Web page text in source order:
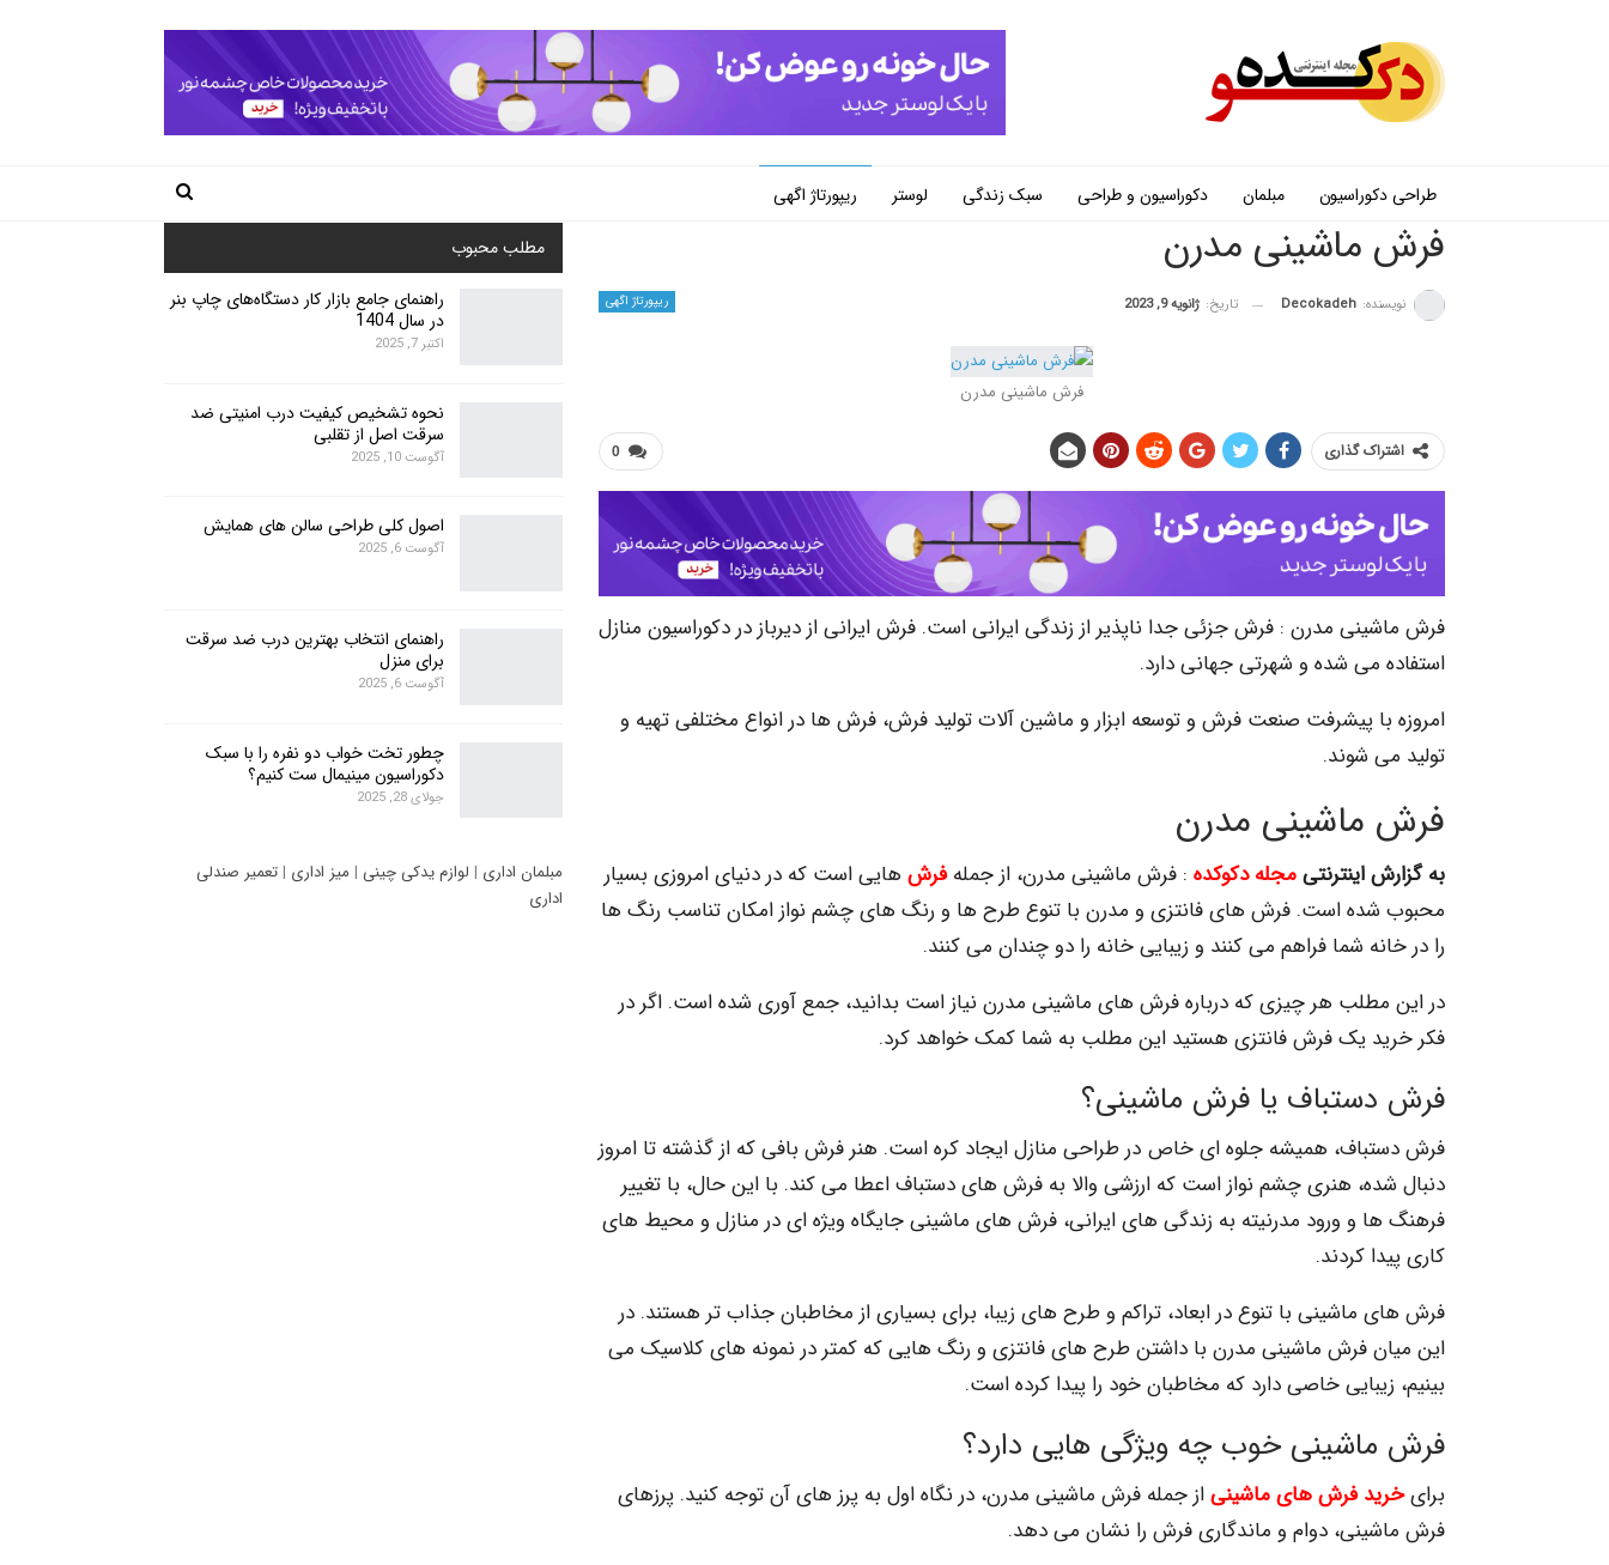
طراحی دکوراسیون مبلمان دکوراسیون و طراحی سبک زندگی لوستر ریپورتاژ اگهی
فرش ماشینی مدرن
ریپورتاژ اگهی نویسنده: Decokadeh تاریخ: ژانویه 9, 2023
فرش ماشینی مدرن
0 اشتراک گذاری
فرش ماشینی مدرن : فرش جزئی جدا ناپذیر از زندگی ایرانی است. فرش ایرانی از دیرباز در دکوراسیون منازل
استفاده می شده و شهرتی جهانی دارد.
امروزه با پیشرفت صنعت فرش و توسعه ابزار و ماشین آلات تولید فرش، فرش ها در انواع مختلفی تهیه و
تولید می شوند.
فرش ماشینی مدرن
به گزارش اینترنتیمجله دکوکده : فرش ماشینی مدرن، از جملهفرش هایی است که در دنیای امروزی بسیار
محبوب شده است. فرش های فانتزی و مدرن با تنوع طرح ها و رنگ های چشم نواز امکان تناسب رنگ ها
را در خانه شما فراهم می کنند و زیبایی خانه را دو چندان می کنند.
در این مطلب هر چیزی که درباره فرش های ماشینی مدرن نیاز است بدانید، جمع آوری شده است. اگر در
فکر خرید یک فرش فانتزی هستید این مطلب به شما کمک خواهد کرد.
فرش دستباف یا فرش ماشینی؟
فرش دستباف، همیشه جلوه ای خاص در طراحی منازل ایجاد کره است. هنر فرش بافی که از گذشته تا امروز
دنبال شده، هنری چشم نواز است که ارزشی والا به فرش های دستباف اعطا می کند. با این حال، با تغییر
فرهنگ ها و ورود مدرنیته به زندگی های ایرانی، فرش های ماشینی جایگاه ویژه ای در منازل و محیط های
کاری پیدا کردند.
فرش های ماشینی با تنوع در ابعاد، تراکم و طرح های زیبا، برای بسیاری از مخاطبان جذاب تر هستند. در
این میان فرش ماشینی مدرن با داشتن طرح های فانتزی و رنگ هایی که کمتر در نمونه های کلاسیک می
بینیم، زیبایی خاصی دارد که مخاطبان خود را پیدا کرده است.
فرش ماشینی خوب چه ویژگی هایی دارد؟
برایخرید فرش های ماشینیاز جمله فرش ماشینی مدرن، در نگاه اول به پرز های آن توجه کنید. پرزهای
فرش ماشینی، دوام و ماندگاری فرش را نشان می دهد.
مطلب محبوب
راهنمای جامع بازار کار دستگاه‌های چاپ بنر
در سال 1404
اکتبر 7, 2025
نحوه تشخیص کیفیت درب امنیتی ضد
سرقت اصل از تقلبی
آگوست 10, 2025
اصول کلی طراحی سالن های همایش
آگوست 6, 2025
راهنمای انتخاب بهترین درب ضد سرقت
برای منزل
آگوست 6, 2025
چطور تخت خواب دو نفره را با سبک
دکوراسیون مینیمال ست کنیم؟
جولای 28, 2025
مبلمان اداری | لوازم یدکی چینی | میز اداری | تعمیر صندلی
اداری